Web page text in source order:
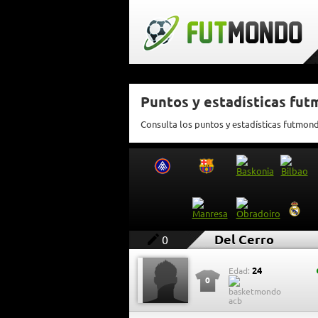
Puntos y estadísticas
Consulta los puntos y estadísticas
0 Del Cerro
0
Edad: 24